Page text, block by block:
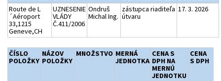
Route de L
´Aéroport
33,1215
Geneve,CH
UZNESENIE
VLÁDY
Č.411/2006
Ondruš
Michal Ing.
zástupca riaditeľa
útvaru
17. 3. 2026
ČÍSLO
POLOŽKY
NÁZOV
POLOŽKY
MNOŽSTVO MERNÁ
JEDNOTKA
CENA S
DPH NA
MERNÚ
JEDNOTKU
CENA
S DPH